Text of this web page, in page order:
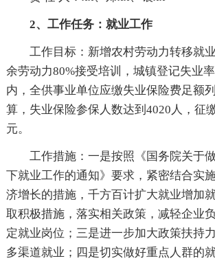
2、工作任务：就业工作
工作目标：新增农村劳动力转移就
余劳动力80%接受培训，城镇登记失业
内，全供事业单位应缴失业保险费足额
算，失业保险参保人数达到4020人，征
元。
工作措施：一是按照《国务院关于
下就业工作的通知》要求，紧密结合实
济增长的措施，千方百计扩大就业增加
取积极措施，落实相关政策，减轻企业
定就业岗位；三是进一步加大政策扶持
多渠道就业；四是切实做好重点人群的